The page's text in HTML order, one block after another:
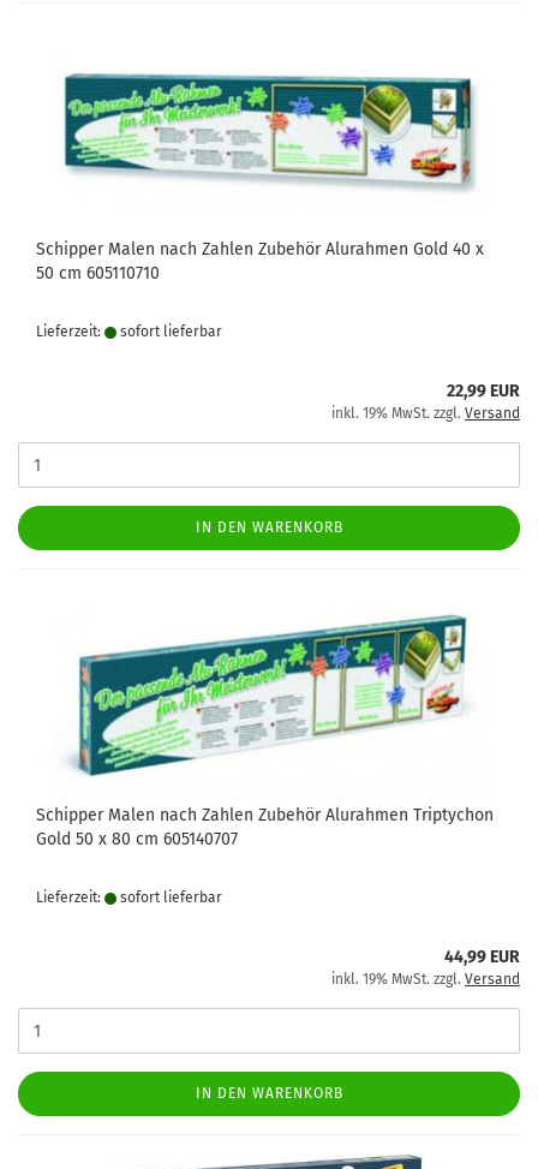
Schipper Malen nach Zahlen Zubehör Alurahmen Gold 40 x
50 cm 605110710
Lieferzeit: sofort lie­fer­bar
22,99 EUR
inkl. 19% MwSt. zzgl. Versand
IN DEN WARENKORB
Schipper Malen nach Zahlen Zubehör Alurahmen Triptychon
Gold 50 x 80 cm 605140707
Lieferzeit: sofort lie­fer­bar
44,99 EUR
inkl. 19% MwSt. zzgl. Versand
IN DEN WARENKORB